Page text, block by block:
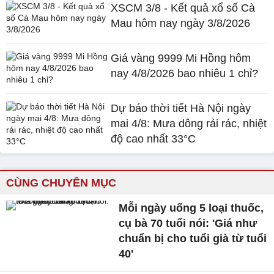
XSCM 3/8 - Kết quả xổ số Cà
Mau hôm nay ngày 3/8/2026
Giá vàng 9999 Mi Hồng hôm
nay 4/8/2026 bao nhiêu 1 chỉ?
Dự báo thời tiết Hà Nội ngày
mai 4/8: Mưa dông rải rác, nhiệt
độ cao nhất 33°C
CÙNG CHUYÊN MỤC
Mỗi ngày uống 5 loại thuốc,
cụ bà 70 tuổi nói: 'Giá như
chuẩn bị cho tuổi già từ tuổi
40'